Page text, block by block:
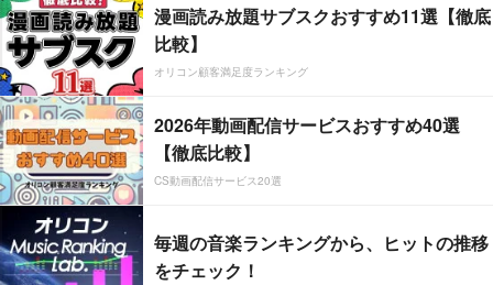
漫画読み放題サブスクおすすめ11選【徹底
比較】
オリコン顧客満足度ランキング
2026年動画配信サービスおすすめ40選
【徹底比較】
CS動画配信サービス20選
毎週の音楽ランキングから、ヒットの推移
をチェック！